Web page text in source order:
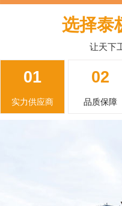
选择泰
让天下
01
实力供应商
02
品质保障